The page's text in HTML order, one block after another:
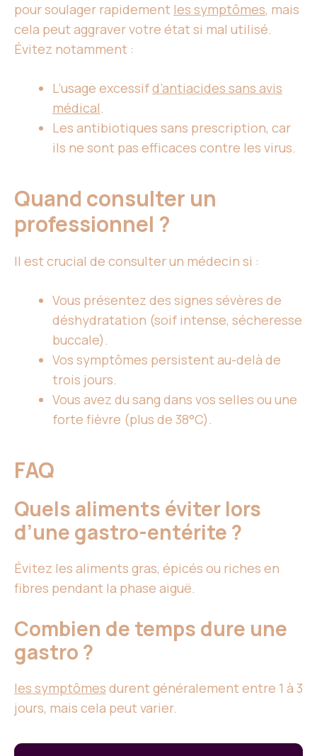
pour soulager rapidement les symptômes, mais
cela peut aggraver votre état si mal utilisé.
Évitez notamment :
L’usage excessifd’antiacides sans avis
médical.
Les antibiotiques sans prescription, car
ils ne sont pas efficaces contre les virus.
Quand consulter un
professionnel ?
Il est crucial de consulter un médecin si :
Vous présentez des signes sévères de
déshydratation (soif intense, sécheresse
buccale).
Vos symptômes persistent au-delà de
trois jours.
Vous avez du sang dans vos selles ou une
forte fièvre (plus de 38°C).
FAQ
Quels aliments éviter lors
d’une gastro-entérite ?
Évitez les aliments gras, épicés ou riches en
fibres pendant la phase aiguë.
Combien de temps dure une
gastro ?
les symptômes durent généralement entre 1 à 3
jours, mais cela peut varier.